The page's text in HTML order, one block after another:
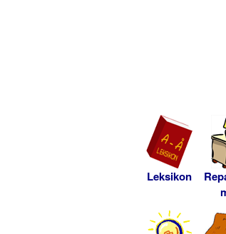
Leksikon